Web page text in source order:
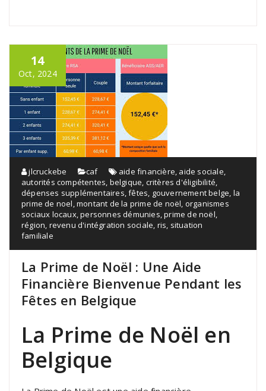
14
Oct, 2024
jlcruckebe caf aide financière, aide sociale,
autorités compétentes, belgique, critères d'éligibilité,
dépenses supplémentaires,fêtes, gouvernement belge, la
prime de noel,montant de la prime de noël, organismes
sociaux locaux,personnes démunies,prime de noël,
région, revenu d'intégration sociale, ris, situation
familiale
La Prime de Noël : Une Aide
Financière Bienvenue Pendant les
Fêtes en Belgique
La Prime de Noël en
Belgique